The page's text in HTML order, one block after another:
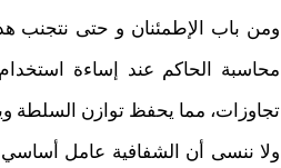
ومن باب الإطمئنان و حتى نتجنب
محاسبة الحاكم عند إساءة
تجاوزات، مما يحفظ توازن السلطة
ولا ننسى أن الشفافية عامل أساسي